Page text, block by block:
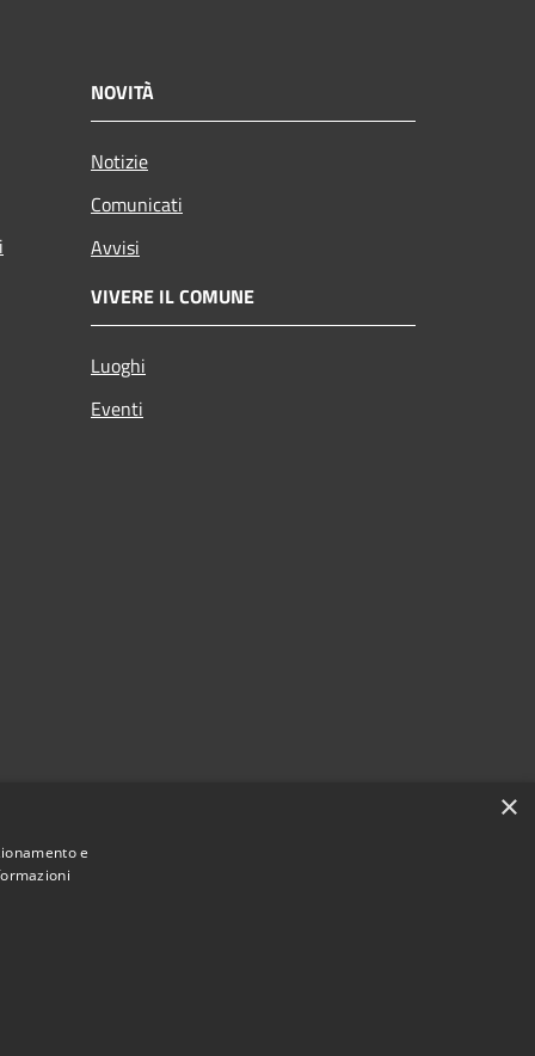
NOVITÀ
Notizie
Comunicati
Avvisi
VIVERE IL COMUNE
Luoghi
Eventi
×
e